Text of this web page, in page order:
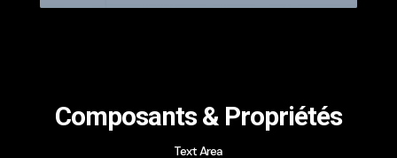
Composants & Propriétés
Text Area